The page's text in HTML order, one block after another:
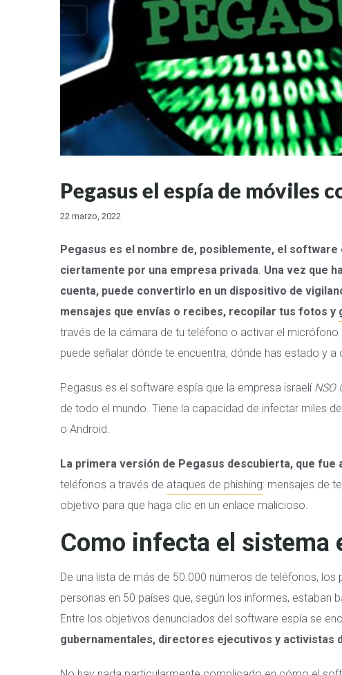
Pegasus el espía de móviles
22 marzo, 2022
Pegasus es el nombre de, posiblemente, el
ciertamente por una empresa privada Una vez que
cuenta, puede convertirlo en un dispositivo de
mensajes que envías o recibes, recopilar tus fotos y
través de la cámara de tu teléfono o activar el
puede señalar dónde te encuentra, dónde has estado y a
Pegasus es el software espía que la empresa israelí NSO
de todo el mundo. Tiene la capacidad de infectar miles
o Android.
La primera versión de Pegasus descubierta, que fue
teléfonos a través de ataques de phishing: mensajes de
objetivo para que haga clic en un enlace malicioso.
Como infecta el sistema
De una lista de más de 50.000 números de teléfonos,
personas en 50 países que, según los informes, estaban
Entre los objetivos denunciados del software espía se
gubernamentales, directores ejecutivos y activistas